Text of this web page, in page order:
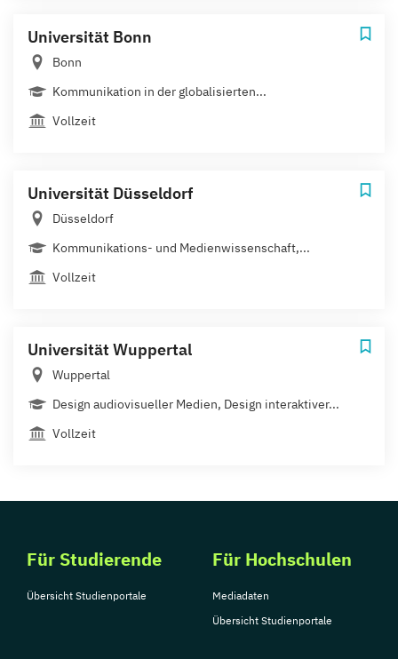
Universität Bonn
Bonn
Kommunikation in der globalisierten...
Vollzeit
Universität Düsseldorf
Düsseldorf
Kommunikations- und Medienwissenschaft,...
Vollzeit
Universität Wuppertal
Wuppertal
Design audiovisueller Medien, Design interaktiver...
Vollzeit
Für Studierende
Übersicht Studienportale
Für Hochschulen
Mediadaten
Übersicht Studienportale